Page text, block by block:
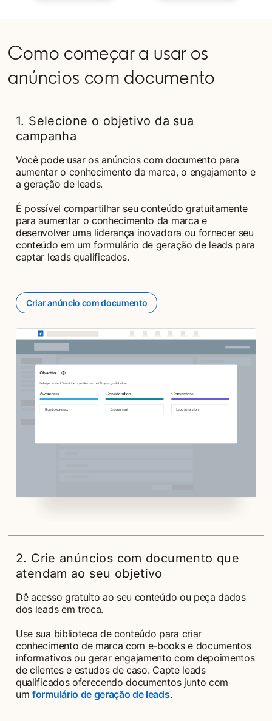
Como começar a usar os
anúncios com documento
1. Selecione o objetivo da sua
campanha
Você pode usar os anúncios com documento para
aumentar o conhecimento da marca, o engajamento e
a geração de leads.
É possível compartilhar seu conteúdo gratuitamente
para aumentar o conhecimento da marca e
desenvolver uma liderança inovadora ou fornecer seu
conteúdo em um formulário de geração de leads para
captar leads qualificados.
Criar anúncio com documento
opens in a new tab
2. Crie anúncios com documento que
atendam ao seu objetivo
Dê acesso gratuito ao seu conteúdo ou peça dados
dos leads em troca.
Use sua biblioteca de conteúdo para criar
conhecimento de marca com e-books e documentos
informativos ou gerar engajamento com depoimentos
de clientes e estudos de caso. Capte leads
qualificados oferecendo documentos junto com
umformulário de geração de leads.